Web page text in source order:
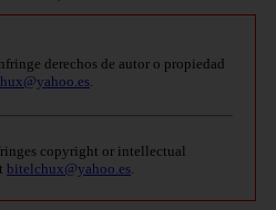
derechos de autor o propiedad
copyright or intellectual
bitelchux@yahoo.es